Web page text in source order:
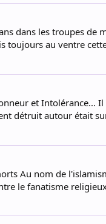
dans les troupes de
au ventre
et
détruit autour était
Au nom de
le fanatisme